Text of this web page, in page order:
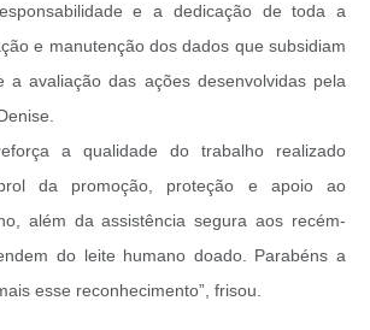
e a dedicação de toda a
e manutenção dos dados que subsidiam
a avaliação das ações desenvolvidas pela
a qualidade do trabalho realizado
da promoção, proteção e apoio ao
além da assistência segura aos recém-
do leite humano doado. Parabéns a
esse reconhecimento”, frisou.